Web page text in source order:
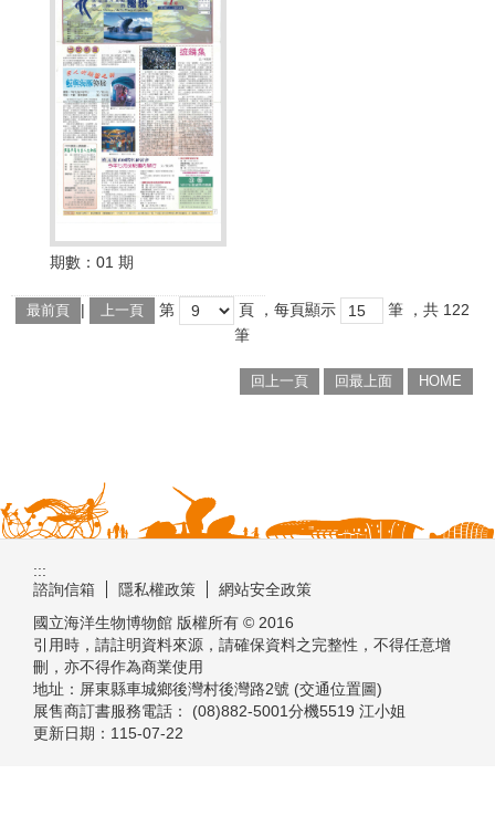
期數： 01 期
最前頁 | 上一頁 第 頁 ，每頁顯示 筆 ，共 122
筆
回上一頁 回最上面 HOME
:::
諮詢信箱
隱私權政策
網站安全政策
國立海洋生物博物館 版權所有 © 2016
引用時，請註明資料來源，請確保資料之完整性，不得任意增
刪，亦不得作為商業使用
地址：屏東縣車城鄉後灣村後灣路2號 (交通位置圖)
展售商訂書服務電話： (08)882-5001分機5519 江小姐
更新日期： 115-07-22